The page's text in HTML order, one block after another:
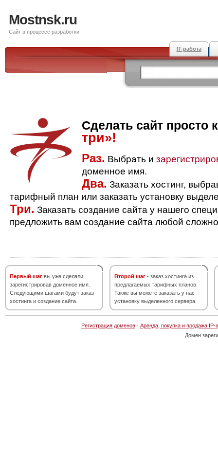
Mostnsk.ru
Сайт в процессе разработки
IT-работа
Сделать сайт просто
три»!
Раз. Выбрать и
доменное имя.
Два. Заказать хостинг,
тарифный план или заказать установку
Три. Заказать создание сайта у нашего
предложить вам создание сайта любой
Первый шаг вы уже сделали,
зарегистрировав доменное имя.
Следующими шагами будут заказ
хостинга и создание сайта.
Второй шаг - заказ хостинга из
предлагаемых тарифных планов.
Также вы можете заказать у нас
установку выделенного сервера.
Регистрация доменов· Аренда, покупка и продажа IP-
Домен